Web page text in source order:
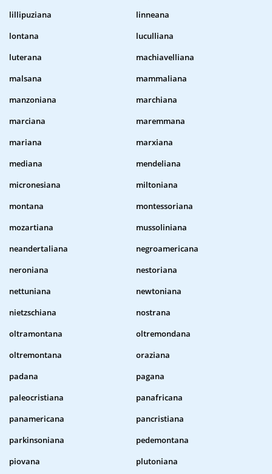
lillipuziana
linneana
lontana
luculliana
luterana
machiavelliana
malsana
mammaliana
manzoniana
marchiana
marciana
maremmana
mariana
marxiana
mediana
mendeliana
micronesiana
miltoniana
montana
montessoriana
mozartiana
mussoliniana
neandertaliana
negroamericana
neroniana
nestoriana
nettuniana
newtoniana
nietzschiana
nostrana
oltramontana
oltremondana
oltremontana
oraziana
padana
pagana
paleocristiana
panafricana
panamericana
pancristiana
parkinsoniana
pedemontana
piovana
plutoniana